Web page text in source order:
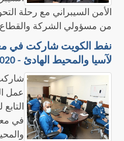
الأمن السيبراني مع رحلة
من مسؤولي الشركة
نفط الكويت شاركت في
لآسيا والمحيط الهادئ - 22/11/2020
في